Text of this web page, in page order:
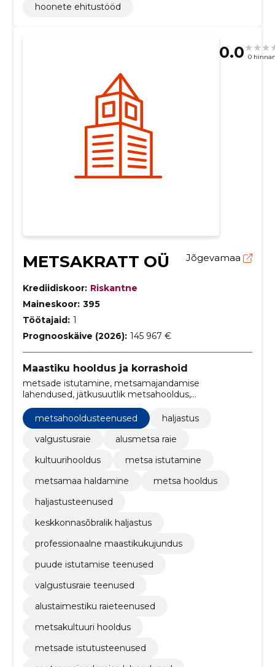
hoonete ehitustööd
0.0 0
METSAKRATT OÜ Jõgevamaa
Krediidiskoor: Riskantne
Maineskoor: 395
Töötajaid: 1
Prognooskäive (2026): 145 967 €
Maastiku hooldus ja korrashoid
metsade istutamine, metsamajandamise
lahendused, jätkusuutlik metsahooldus,
maastiku disain, alustaimestiku raiumine,
kultuurhooldus, elupaikade taastamine,
harvendustööd
metsahooldusteenused
haljastus
valgustusraie
alusmetsa raie
kultuurihooldus
metsa istutamine
metsamaa haldamine
metsa hooldus
haljastusteenused
keskkonnasõbralik haljastus
professionaalne maastikukujundus
puude istutamise teenused
valgustusraie teenused
alustaimestiku raieteenused
metsakultuuri hooldus
metsade istutusteenused